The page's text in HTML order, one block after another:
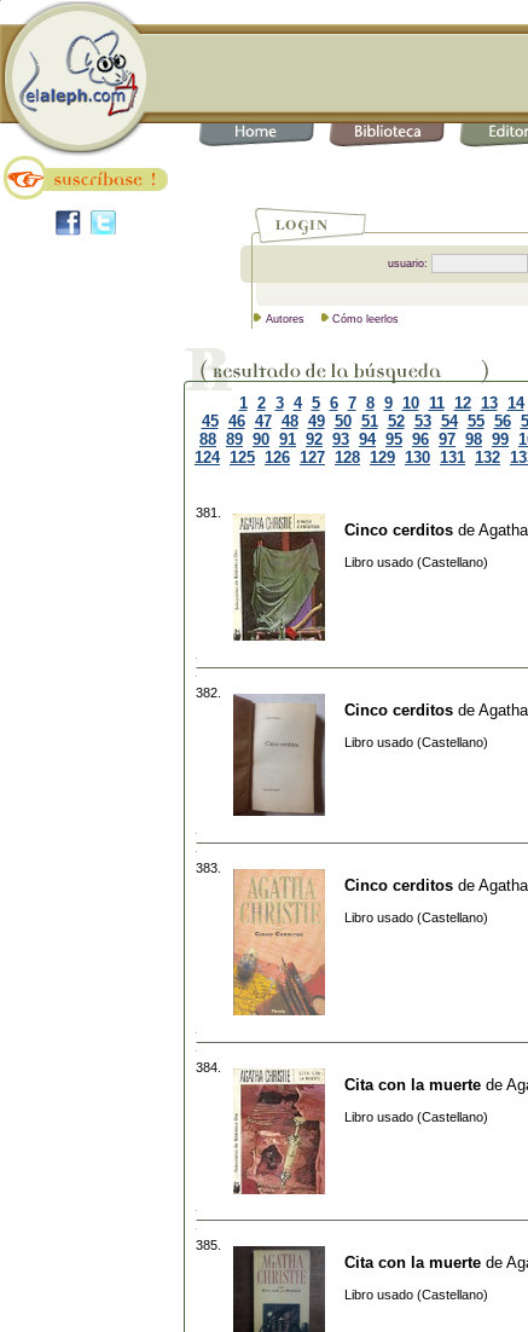
usuario:
Autores Cómo leerlos
1 2 3 4 5 6 7 8 9 10 11 12 13 14
45 46 47 48 49 50 51 52 53 54 55 56
88 89 90 91 92 93 94 95 96 97 98 99
124 125 126 127 128 129 130 131 132
381.
Cinco cerditos de
Libro usado (Castellano)
382.
Cinco cerditos de
Libro usado (Castellano)
383.
Cinco cerditos de
Libro usado (Castellano)
384.
Cita con la muerte de
Libro usado (Castellano)
385.
Cita con la muerte de
Libro usado (Castellano)